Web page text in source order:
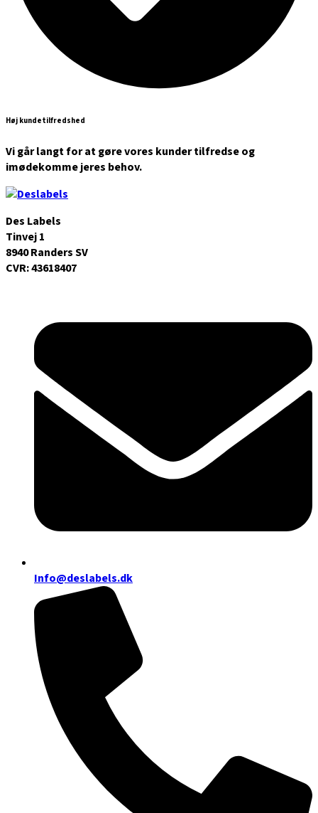
Høj kundetilfredshed
Vi går langt for at gøre vores kunder tilfredse og
imødekomme jeres behov.
Des Labels
Tinvej 1
8940 Randers SV
CVR: 43618407
Info@deslabels.dk